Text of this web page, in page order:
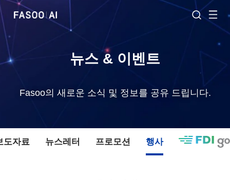
뉴스 & 이벤트
Fasoo의 새로운 소식 및 정보를 공유 드립니다.
도자료 뉴스레터 프로모션 행사